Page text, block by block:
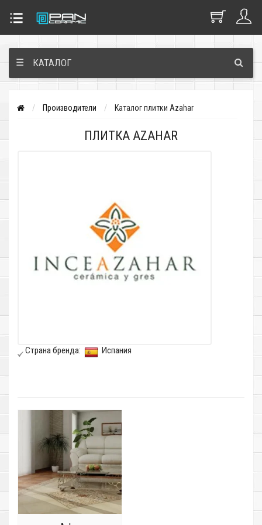
☰ КАТАЛОГ
Производители Каталог плитки Azahar
ПЛИТКА AZAHAR
Страна бренда: Испания